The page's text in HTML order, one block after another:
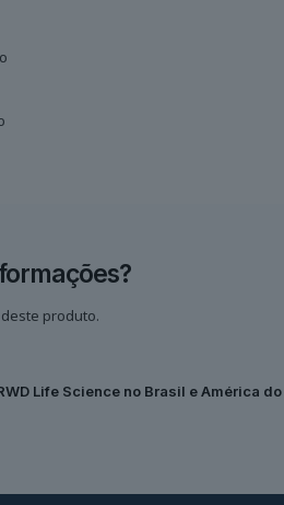
produto.
Life Science no Brasil e América do